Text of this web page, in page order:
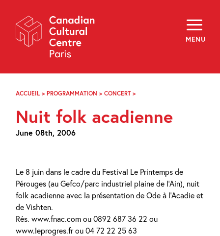
Navigation
MENU
About
Programming
Off-Site
Explore
Archives
i y
FR EN
ACCUEIL > PROGRAMMATION > CONCERT>
Nuit folk acadienne
June 08th, 2006
Le 8 juin dans le cadre du Festival Le Printemps de
Pérouges (au Gefco/parc industriel plaine de l’Ain), nuit
folk acadienne avec la présentation de Ode à l’Acadie et
de Vishten.
Rés. www.fnac.com ou 0892 687 36 22 ou
www.leprogres.fr ou 04 72 22 25 63